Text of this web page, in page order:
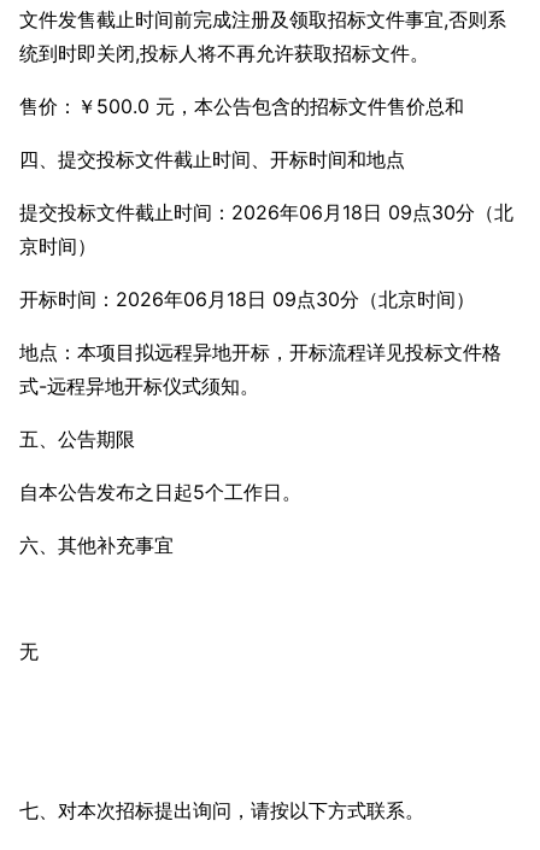
文件发售截止时间前完成注册及领取招标文件事宜,否则系
统到时即关闭,投标人将不再允许获取招标文件。
售价：￥500.0 元，本公告包含的招标文件售价总和
四、提交投标文件截止时间、开标时间和地点
提交投标文件截止时间：2026年06月18日 09点30分（北
京时间）
开标时间：2026年06月18日 09点30分（北京时间）
地点：本项目拟远程异地开标，开标流程详见投标文件格
式-远程异地开标仪式须知。
五、公告期限
自本公告发布之日起5个工作日。
六、其他补充事宜
无
七、对本次招标提出询问，请按以下方式联系。